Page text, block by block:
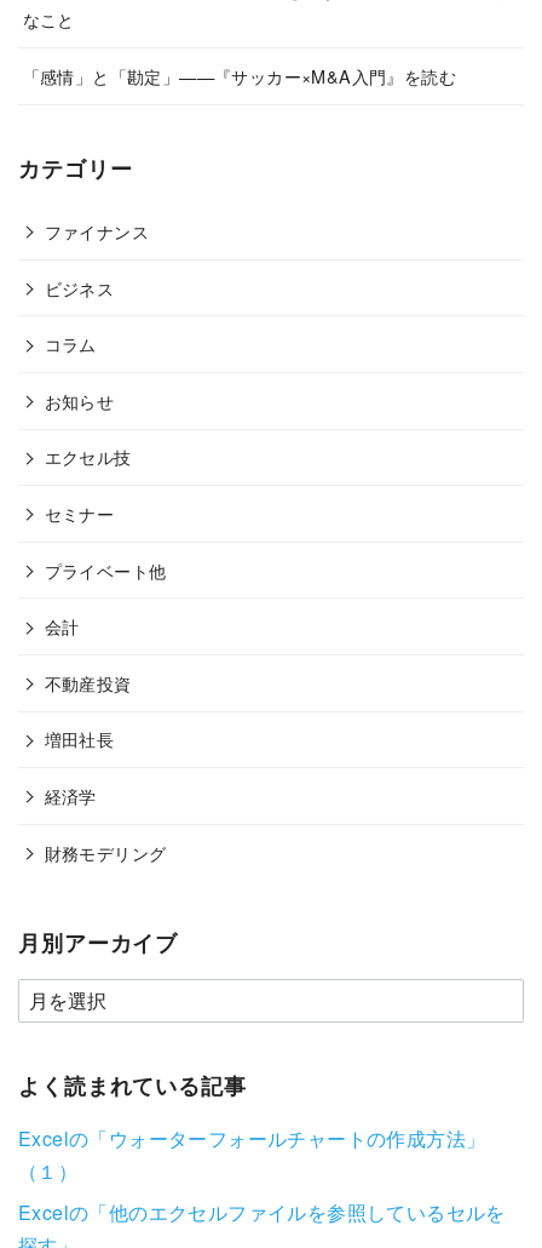
なこと
「感情」と「勘定」——『サッカー×M&A入門』を読む
カテゴリー
ファイナンス
ビジネス
コラム
お知らせ
エクセル技
セミナー
プライベート他
会計
不動産投資
増田社長
経済学
財務モデリング
月別アーカイブ
よく読まれている記事
Excelの「ウォーターフォールチャートの作成方法」
（１）
Excelの「他のエクセルファイルを参照しているセルを